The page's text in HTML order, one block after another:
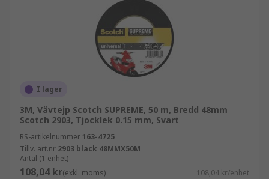
I lager
3M, Vävtejp Scotch SUPREME, 50 m, Bredd 48mm
Scotch 2903, Tjocklek 0.15 mm, Svart
RS-artikelnummer 163-4725
Tillv. art.nr 2903 black 48MMX50M
Antal (1 enhet)
108,04 kr(exkl. moms) 108,04 kr/enhet